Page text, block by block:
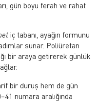
gün boyu ferah ve rahat
iç tabanı, ayağın formunu
sunar. Poliüretan
bir araya getirerek günlük
bir duruş hem de gün
numara aralığında